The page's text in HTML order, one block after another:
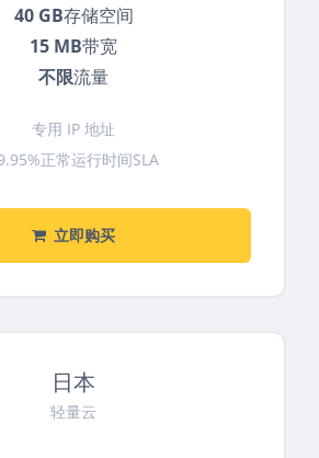
40 GB存储空间
15 MB带宽
不限流量
专用 IP 地址
正常运行时间SLA
立即购买
日本
轻量云